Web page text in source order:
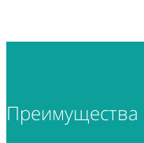
Преимущества